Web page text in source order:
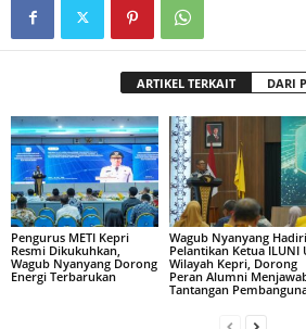
ARTIKEL TERKAIT DARI
Pengurus METI Kepri
Resmi Dikukuhkan,
Wagub Nyanyang Dorong
Energi Terbarukan
Wagub Nyanyang Hadiri
Pelantikan Ketua ILUNI
Wilayah Kepri, Dorong
Peran Alumni
Tantangan